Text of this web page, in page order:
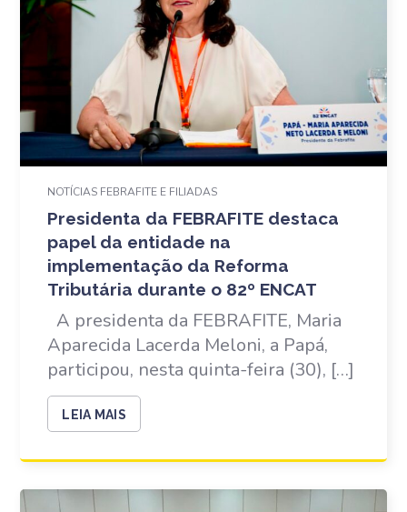
NOTÍCIAS FEBRAFITE E FILIADAS
Presidenta da FEBRAFITE destaca
papel da entidade na
implementação da Reforma
Tributária durante o 82º ENCAT
A presidenta da FEBRAFITE, Maria
Aparecida Lacerda Meloni, a Papá,
participou, nesta quinta-feira (30), […]
LEIA MAIS